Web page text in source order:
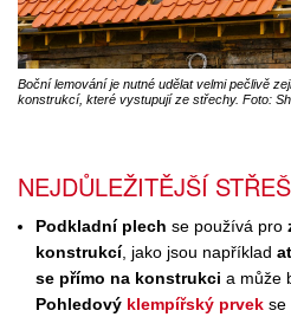
Boční lemování je nutné udělat velmi pečlivě
konstrukcí, které vystupují ze střechy. Foto:
NEJDŮLEŽITĚJŠÍ
Podkladní plech se používá pro
konstrukcí, jako jsou například
se přímo na konstrukci a může
Pohledový klempířský prvek se